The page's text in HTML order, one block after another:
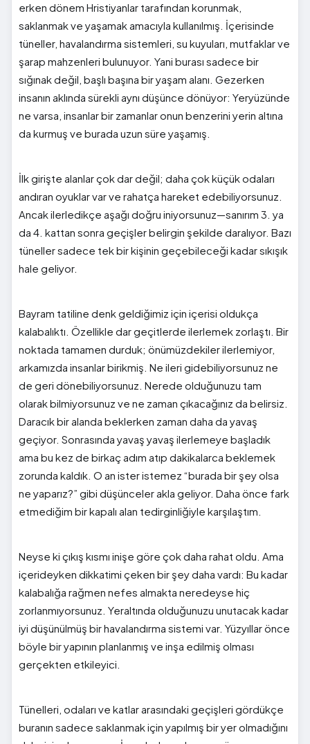
erken dönem Hristiyanlar tarafından korunmak,
saklanmak ve yaşamak amacıyla kullanılmış. İçerisinde
tüneller, havalandırma sistemleri, su kuyuları, mutfaklar ve
şarap mahzenleri bulunuyor. Yani burası sadece bir
sığınak değil, başlı başına bir yaşam alanı. Gezerken
insanın aklında sürekli aynı düşünce dönüyor: Yeryüzünde
ne varsa, insanlar bir zamanlar onun benzerini yerin altına
da kurmuş ve burada uzun süre yaşamış.
İlk girişte alanlar çok dar değil; daha çok küçük odaları
andıran oyuklar var ve rahatça hareket edebiliyorsunuz.
Ancak ilerledikçe aşağı doğru iniyorsunuz—sanırım 3. ya
da 4. kattan sonra geçişler belirgin şekilde daralıyor. Bazı
tüneller sadece tek bir kişinin geçebileceği kadar sıkışık
hale geliyor.
Bayram tatiline denk geldiğimiz için içerisi oldukça
kalabalıktı. Özellikle dar geçitlerde ilerlemek zorlaştı. Bir
noktada tamamen durduk; önümüzdekiler ilerlemiyor,
arkamızda insanlar birikmiş. Ne ileri gidebiliyorsunuz ne
de geri dönebiliyorsunuz. Nerede olduğunuzu tam
olarak bilmiyorsunuz ve ne zaman çıkacağınız da belirsiz.
Daracık bir alanda beklerken zaman daha da yavaş
geçiyor. Sonrasında yavaş yavaş ilerlemeye başladık
ama bu kez de birkaç adım atıp dakikalarca beklemek
zorunda kaldık. O an ister istemez “burada bir şey olsa
ne yaparız?” gibi düşünceler akla geliyor. Daha önce fark
etmediğim bir kapalı alan tedirginliğiyle karşılaştım.
Neyse ki çıkış kısmı inişe göre çok daha rahat oldu. Ama
içerideyken dikkatimi çeken bir şey daha vardı: Bu kadar
kalabalığa rağmen nefes almakta neredeyse hiç
zorlanmıyorsunuz. Yeraltında olduğunuzu unutacak kadar
iyi düşünülmüş bir havalandırma sistemi var. Yüzyıllar önce
böyle bir yapının planlanmış ve inşa edilmiş olması
gerçekten etkileyici.
Tünelleri, odaları ve katlar arasındaki geçişleri gördükçe
buranın sadece saklanmak için yapılmış bir yer olmadığını